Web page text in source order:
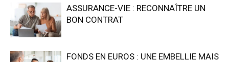
ASSURANCE-VIE : RECONNAÎTRE UN
BON CONTRAT
FONDS EN EUROS : UNE EMBELLIE MAIS